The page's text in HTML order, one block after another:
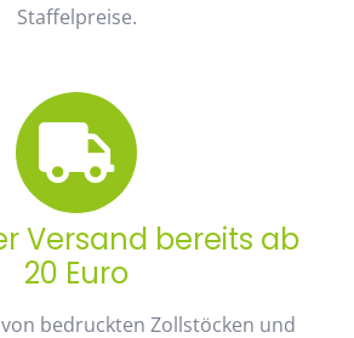
Staffelpreise.
Versand bereits ab
20 Euro
bedruckten Zollstöcken und